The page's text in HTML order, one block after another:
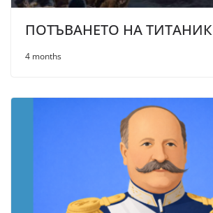
ПОТЪВАНЕТО НА ТИТАНИК
4 months